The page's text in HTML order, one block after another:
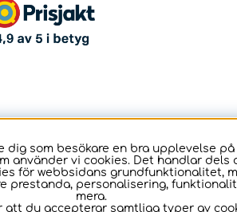
dig som besökare en bra upplevelse på
använder vi cookies. Det handlar dels
för webbsidans grundfunktionalitet,
prestanda, personalisering,
mera.
att du accepterar samtliga typer av